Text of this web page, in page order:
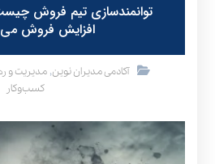
توانمندسازی تیم فروش
افزایش فروش
آکادمی مدیران نوین,مدیریت و
کسب‌وکار